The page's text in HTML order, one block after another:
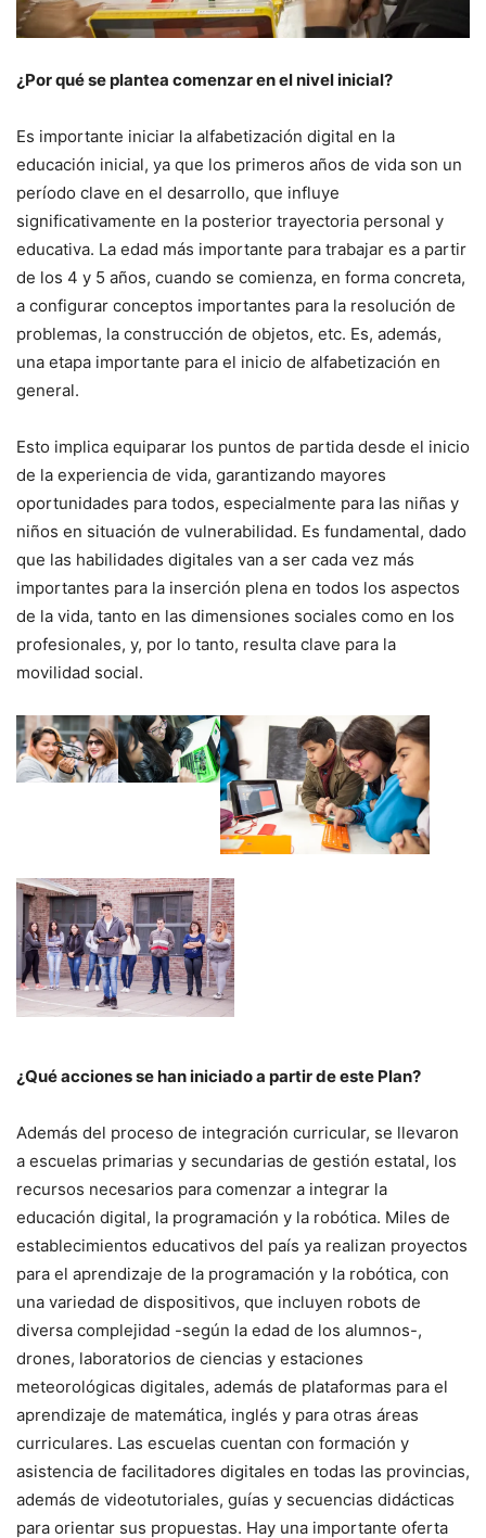
¿Por qué se plantea comenzar en el nivel inicial?
Es importante iniciar la alfabetización digital en la
educación inicial, ya que los primeros años de vida son un
período clave en el desarrollo, que influye
significativamente en la posterior trayectoria personal y
educativa. La edad más importante para trabajar es a partir
de los 4 y 5 años, cuando se comienza, en forma concreta,
a configurar conceptos importantes para la resolución de
problemas, la construcción de objetos, etc. Es, además,
una etapa importante para el inicio de alfabetización en
general.
Esto implica equiparar los puntos de partida desde el inicio
de la experiencia de vida, garantizando mayores
oportunidades para todos, especialmente para las niñas y
niños en situación de vulnerabilidad. Es fundamental, dado
que las habilidades digitales van a ser cada vez más
importantes para la inserción plena en todos los aspectos
de la vida, tanto en las dimensiones sociales como en los
profesionales, y, por lo tanto, resulta clave para la
movilidad social.
¿Qué acciones se han iniciado a partir de este Plan?
Además del proceso de integración curricular, se llevaron
a escuelas primarias y secundarias de gestión estatal, los
recursos necesarios para comenzar a integrar la
educación digital, la programación y la robótica. Miles de
establecimientos educativos del país ya realizan proyectos
para el aprendizaje de la programación y la robótica, con
una variedad de dispositivos, que incluyen robots de
diversa complejidad -según la edad de los alumnos-,
drones, laboratorios de ciencias y estaciones
meteorológicas digitales, además de plataformas para el
aprendizaje de matemática, inglés y para otras áreas
curriculares. Las escuelas cuentan con formación y
asistencia de facilitadores digitales en todas las provincias,
además de videotutoriales, guías y secuencias didácticas
para orientar sus propuestas. Hay una importante oferta